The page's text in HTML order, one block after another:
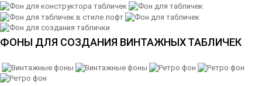
ФОНЫ ДЛЯ СОЗДАНИЯ ВИНТАЖНЫХ ТАБЛИЧЕК